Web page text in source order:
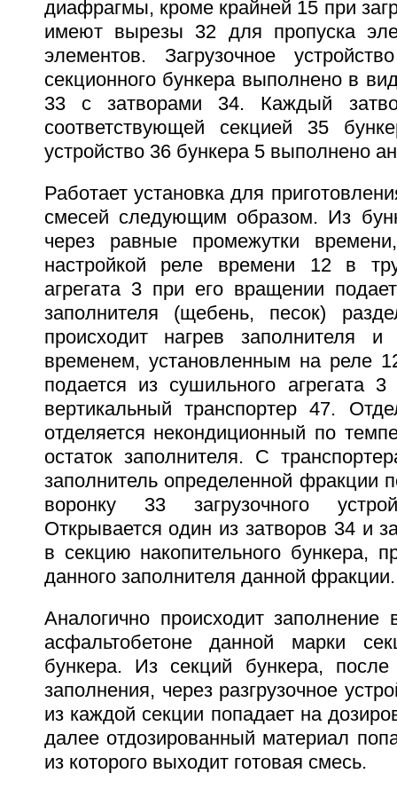
диафрагмы, кроме крайней 15 при
имеют вырезы 32 для пропуска
элементов. Загрузочное
секционного бункера выполнено в
33 с затворами 34. Каждый
соответствующей секцией 35
устройство 36 бункера 5 выполнено
Работает установка для
смесей следующим образом. Из
через равные промежутки
настройкой реле времени 12 в
агрегата 3 при его вращении
заполнителя (щебень, песок)
происходит нагрев заполнителя
временем, установленным на реле
подается из сушильного агрегата
вертикальный транспортер 47.
отделяется некондиционный по
остаток заполнителя. С
заполнитель определенной фракции
воронку 33 загрузочного
Открывается один из затворов 34 и
в секцию накопительного бункера,
данного заполнителя данной фракции.
Аналогично происходит заполнение
асфальтобетоне данной марки
бункера. Из секций бункера, после
заполнения, через разгрузочное
из каждой секции попадает на
далее отдозированный материал
из которого выходит готовая смесь.